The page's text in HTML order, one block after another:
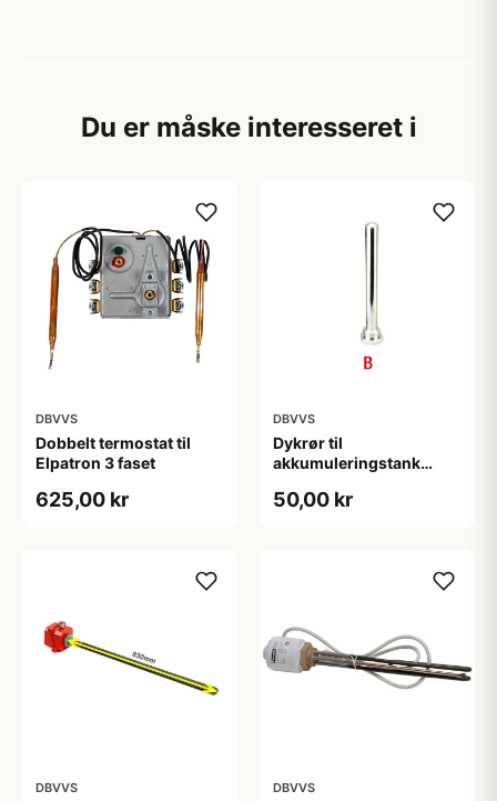
Du er måske interesseret i
DBVVS
Dobbelt termostat til
Elpatron 3 faset
625,00 kr
DBVVS
Dykrør til
akkumuleringstank
50,00 kr
DBVVS DBVVS